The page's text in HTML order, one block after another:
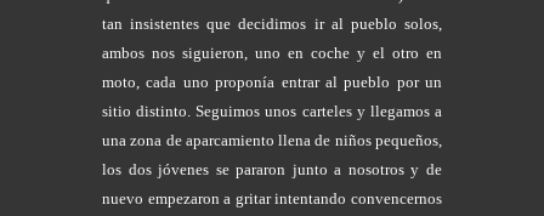
tan insistentes que decidimos ir al pueblo solos,
ambos nos siguieron, uno en coche y el otro en
moto, cada uno proponía entrar al pueblo por un
sitio distinto. Seguimos unos carteles y llegamos a
una zona de aparcamiento llena de niños pequeños,
los dos jóvenes se pararon junto a nosotros y de
nuevo empezaron a gritar intentando convencernos